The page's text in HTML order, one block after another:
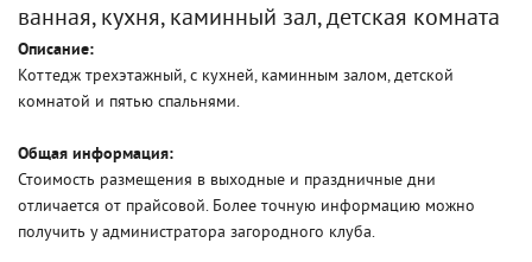
ванная, кухня, каминный зал, детская комната
Описание:
Коттедж трехэтажный, с кухней, каминным залом, детской
комнатой и пятью спальнями.
Общая информация:
Стоимость размещения в выходные и праздничные дни
отличается от прайсовой. Более точную информацию можно
получить у администратора загородного клуба.